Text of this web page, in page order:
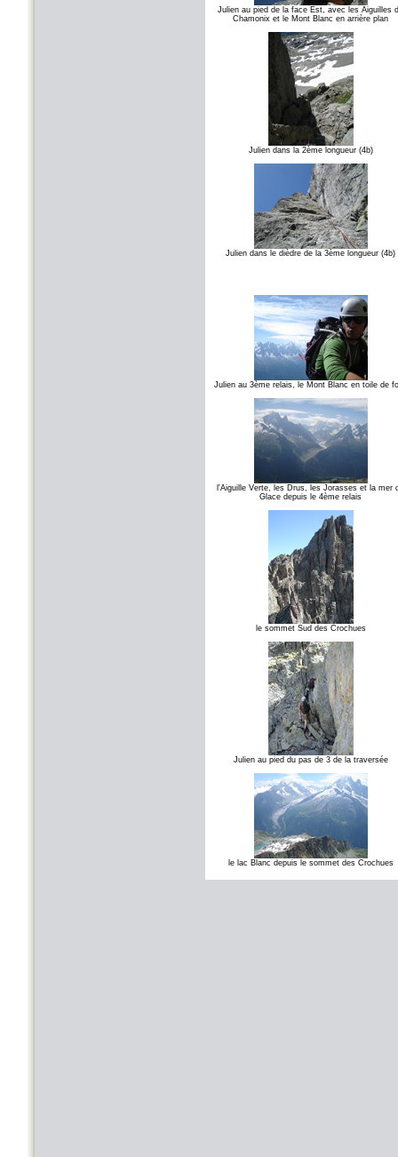
Julien au pied de la face Est, avec les Aiguilles
Chamonix et le Mont Blanc en arrière plan
Julien dans la 2ème longueur (4b)
Julien dans le dièdre de la 3ème longueur (4b)
Julien au 3ème relais, le Mont Blanc en toile de
l'Aiguille Verte, les Drus, les Jorasses et la mer
Glace depuis le 4ème relais
le sommet Sud des Crochues
Julien au pied du pas de 3 de la traversée
le lac Blanc depuis le sommet des Crochues